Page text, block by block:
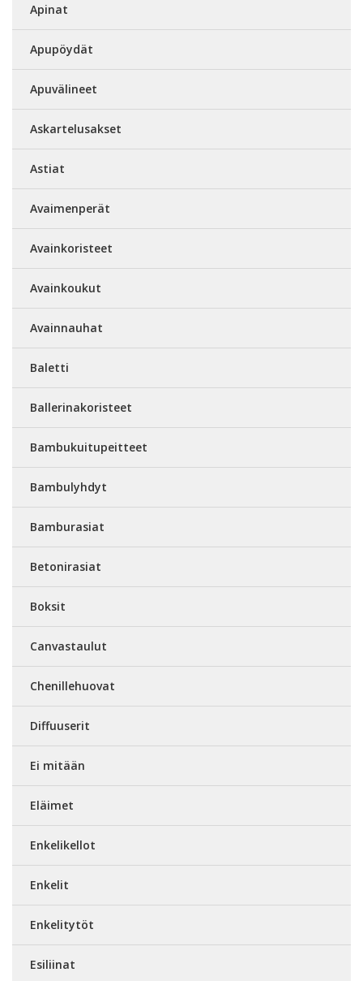
Apinat
Apupöydät
Apuvälineet
Askartelusakset
Astiat
Avaimenperät
Avainkoristeet
Avainkoukut
Avainnauhat
Baletti
Ballerinakoristeet
Bambukuitupeitteet
Bambulyhdyt
Bamburasiat
Betonirasiat
Boksit
Canvastaulut
Chenillehuovat
Diffuuserit
Ei mitään
Eläimet
Enkelikellot
Enkelit
Enkelitytöt
Esiliinat